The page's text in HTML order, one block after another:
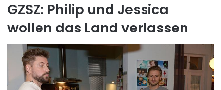
GZSZ: Philip und Jessica
wollen das Land verlassen